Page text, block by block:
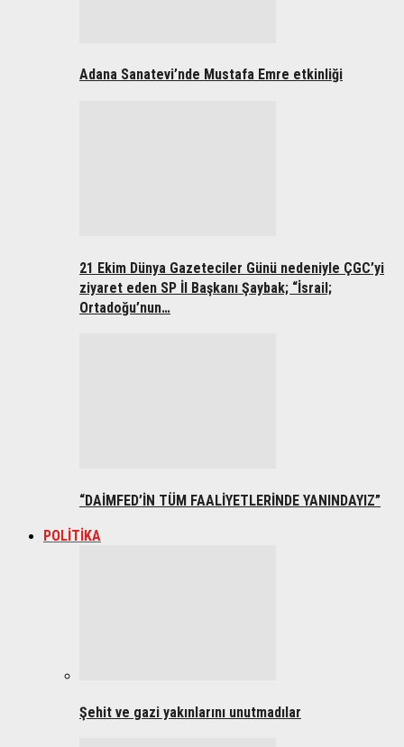
Adana Sanatevi’nde Mustafa Emre etkinliği
21 Ekim Dünya Gazeteciler Günü nedeniyle ÇGC’yi
ziyaret eden SP İl Başkanı Şaybak; “İsrail;
Ortadoğu’nun…
“DAİMFED’İN TÜM FAALİYETLERİNDE YANINDAYIZ”
POLİTİKA
Şehit ve gazi yakınlarını unutmadılar